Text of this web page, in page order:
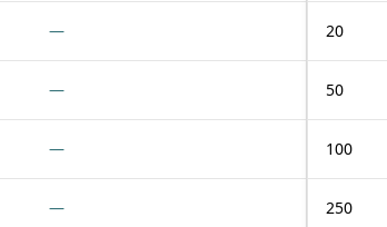
—
—
—
—
20
50
100
250